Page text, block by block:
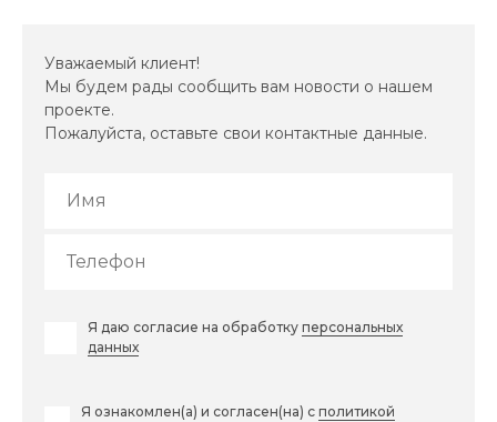
Уважаемый клиент!
Мы будем рады сообщить вам новости о нашем
проекте.
Пожалуйста, оставьте свои контактные данные.
Я даю согласие на обработку персональных
данных
Я ознакомлен(а) и согласен(на) с политикой